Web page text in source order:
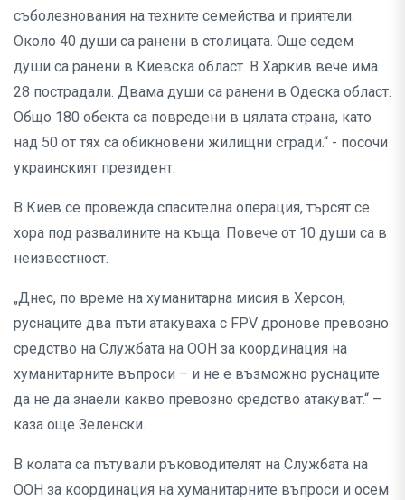
съболезнования на техните семейства и приятели.
Около 40 души са ранени в столицата. Още седем
души са ранени в Киевска област. В Харкив вече има
28 пострадали. Двама души са ранени в Одеска област.
Общо 180 обекта са повредени в цялата страна, като
над 50 от тях са обикновени жилищни сгради.“ - посочи
украинският президент.
В Киев се провежда спасителна операция, търсят се
хора под развалините на къща. Повече от 10 души са в
неизвестност.
„Днес, по време на хуманитарна мисия в Херсон,
руснаците два пъти атакуваха с FPV дронове превозно
средство на Службата на ООН за координация на
хуманитарните въпроси – и не е възможно руснаците
да не да знаели какво превозно средство атакуват.“ –
каза още Зеленски.
В колата са пътували ръководителят на Службата на
ООН за координация на хуманитарните въпроси и осем